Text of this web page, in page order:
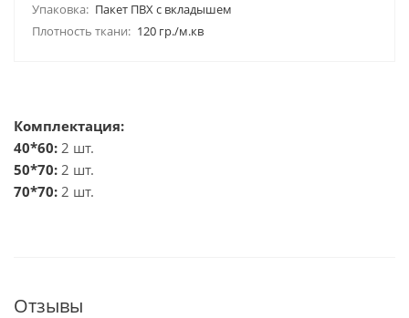
Упаковка: Пакет ПВХ с вкладышем
Плотность ткани: 120 гр./м.кв
Комплектация:
40*60: 2 шт.
50*70: 2 шт.
70*70: 2 шт.
Отзывы